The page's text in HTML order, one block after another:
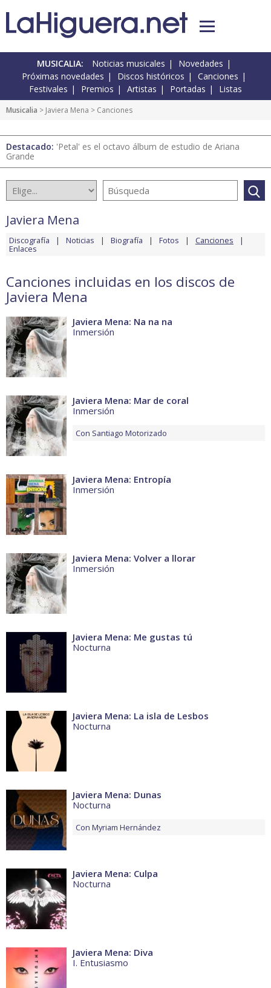
MUSICALIA: Noticias musicales
Novedades
Próximas novedades
Discos históricos
Canciones
Festivales
Premios Artistas Portadas Listas
Musicalia > Javiera Mena > Canciones
Destacado: 'Petal' es el octavo álbum de estudio de Ariana
Grande
Javiera Mena
Discografía Noticias Biografía Fotos Canciones
Enlaces
Canciones incluidas en los discos de
Javiera Mena
Javiera Mena: Na na na
Inmersión
Javiera Mena: Mar de coral
Inmersión
Con Santiago Motorizado
Javiera Mena: Entropía
Inmersión
Javiera Mena: Volver a llorar
Inmersión
Javiera Mena: Me gustas tú
Nocturna
Javiera Mena: La isla de Lesbos
Nocturna
Javiera Mena: Dunas
Nocturna
Con Myriam Hernández
Javiera Mena: Culpa
Nocturna
Javiera Mena: Diva
I. Entusiasmo